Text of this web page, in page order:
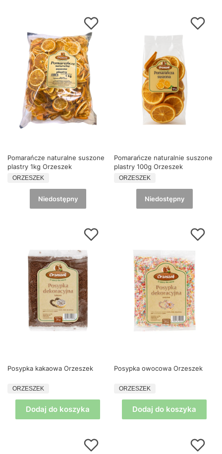
Pomarańcze naturalne suszone
plastry 1kg Orzeszek
PRODUCENT
ORZESZEK
Niedostępny
Pomarańcze naturalnie suszone
plastry 100g Orzeszek
PRODUCENT
ORZESZEK
Niedostępny
Posypka kakaowa Orzeszek
PRODUCENT
ORZESZEK
Dodaj do koszyka
Posypka owocowa Orzeszek
PRODUCENT
ORZESZEK
Dodaj do koszyka